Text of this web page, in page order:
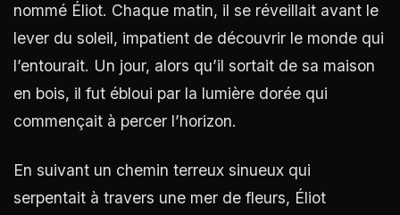
nommé Éliot. Chaque matin, il se réveillait avant le
lever du soleil, impatient de découvrir le monde qui
l’entourait. Un jour, alors qu’il sortait de sa maison
en bois, il fut ébloui par la lumière dorée qui
commençait à percer l’horizon.
En suivant un chemin terreux sinueux qui
serpentait à travers une mer de fleurs, Éliot